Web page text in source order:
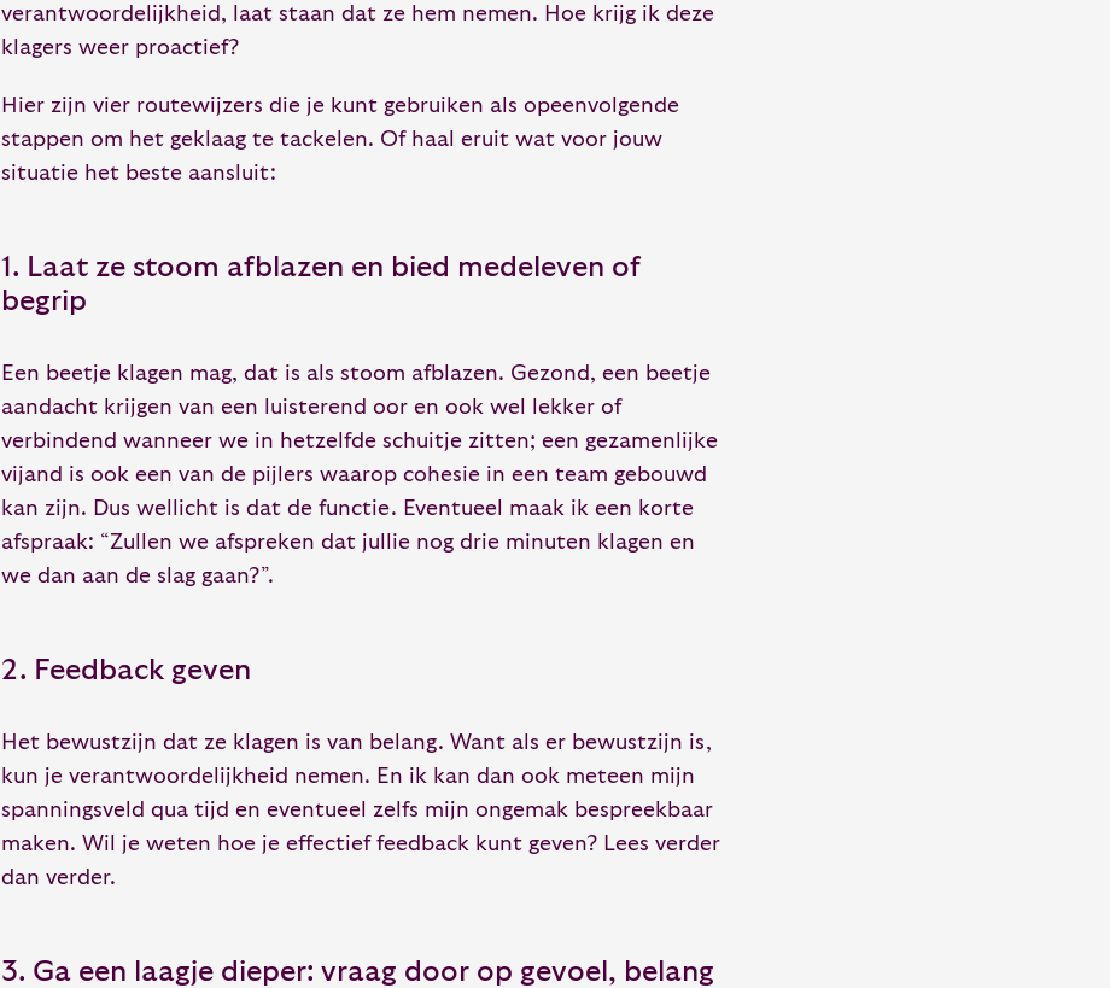
verantwoordelijkheid, laat staan dat ze hem nemen. Hoe krijg ik deze
klagers weer proactief?
Hier zijn vier routewijzers die je kunt gebruiken als opeenvolgende
stappen om het geklaag te tackelen. Of haal eruit wat voor jouw
situatie het beste aansluit:
1. Laat ze stoom afblazen en bied medeleven of
begrip
Een beetje klagen mag, dat is als stoom afblazen. Gezond, een beetje
aandacht krijgen van een luisterend oor en ook wel lekker of
verbindend wanneer we in hetzelfde schuitje zitten; een gezamenlijke
vijand is ook een van de pijlers waarop cohesie in een team gebouwd
kan zijn. Dus wellicht is dat de functie. Eventueel maak ik een korte
afspraak: “Zullen we afspreken dat jullie nog drie minuten klagen en
we dan aan de slag gaan?”.
2. Feedback geven
Het bewustzijn dat ze klagen is van belang. Want als er bewustzijn is,
kun je verantwoordelijkheid nemen. En ik kan dan ook meteen mijn
spanningsveld qua tijd en eventueel zelfs mijn ongemak bespreekbaar
maken. Wil je weten hoe je effectief feedback kunt geven? Lees verder
dan verder.
3. Ga een laagje dieper: vraag door op gevoel, belang